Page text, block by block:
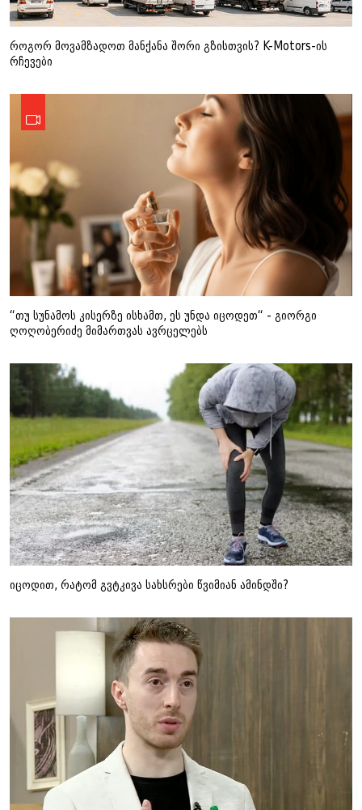
როგორ მოვამზადოთ მანქანა შორი გზისთვის? K-Motors-ის
რჩევები
“თუ სუნამოს კისერზე ისხამთ, ეს უნდა იცოდეთ“ - გიორგი
ღოღობერიძე მიმართვას ავრცელებს
იცოდით, რატომ გვტკივა სახსრები წვიმიან ამინდში?